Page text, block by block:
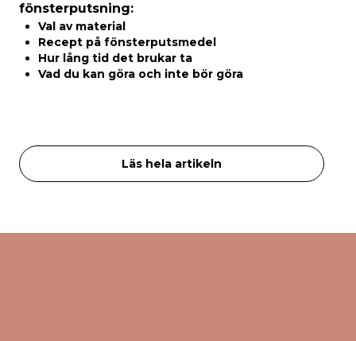
fönsterputsning:
Val av material
Recept på fönsterputsmedel
Hur lång tid det brukar ta
Vad du kan göra och inte bör göra
Läs hela artikeln